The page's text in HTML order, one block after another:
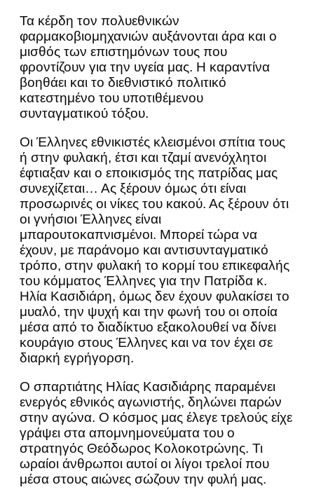
Τα κέρδη τον πολυεθνικών
φαρμακοβιομηχανιών αυξάνονται άρα και ο
μισθός των επιστημόνων τους που
φροντίζουν για την υγεία μας. Η καραντίνα
βοηθάει και το διεθνιστικό πολιτικό
κατεστημένο του υποτιθέμενου
συνταγματικού τόξου.
Οι Έλληνες εθνικιστές κλεισμένοι σπίτια τους
ή στην φυλακή, έτσι και τζαμί ανενόχλητοι
έφτιαξαν και ο εποικισμός της πατρίδας μας
συνεχίζεται… Ας ξέρουν όμως ότι είναι
προσωρινές οι νίκες του κακού. Ας ξέρουν ότι
οι γνήσιοι Έλληνες είναι
μπαρουτοκαπνισμένοι. Μπορεί τώρα να
έχουν, με παράνομο και αντισυνταγματικό
τρόπο, στην φυλακή το κορμί του επικεφαλής
του κόμματος Έλληνες για την Πατρίδα κ.
Ηλία Κασιδιάρη, όμως δεν έχουν φυλακίσει το
μυαλό, την ψυχή και την φωνή του οι οποία
μέσα από το διαδίκτυο εξακολουθεί να δίνει
κουράγιο στους Έλληνες και να τον έχει σε
διαρκή εγρήγορση.
Ο σπαρτιάτης Ηλίας Κασιδιάρης παραμένει
ενεργός εθνικός αγωνιστής, δηλώνει παρών
στην αγώνα. Ο κόσμος μας έλεγε τρελούς είχε
γράψει στα απομνημονεύματα του ο
στρατηγός Θεόδωρος Κολοκοτρώνης. Τι
ωραίοι άνθρωποι αυτοί οι λίγοι τρελοί που
μέσα στους αιώνες σώζουν την φυλή μας.